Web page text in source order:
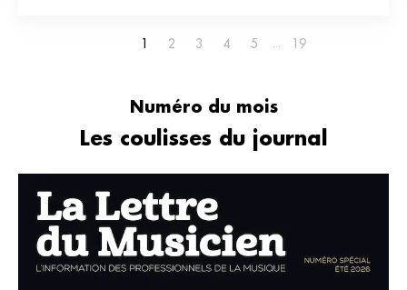
1 2 3 4 5 19
Numéro du mois
Les coulisses du journal